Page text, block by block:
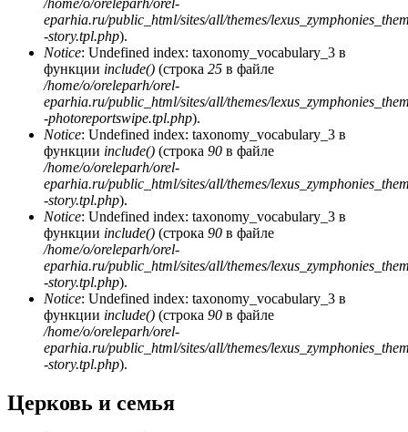
eparhia.ru/public_html/sites/all/themes/
-story.tpl.php).
Notice: Undefined index: taxonomy_vocabulary_3 в
функции include() (строка 25 в файле
/home/o/oreleparh/orel-
eparhia.ru/public_html/sites/all/themes/
-photoreportswipe.tpl.php).
Notice: Undefined index: taxonomy_vocabulary_3 в
функции include() (строка 90 в файле
/home/o/oreleparh/orel-
eparhia.ru/public_html/sites/all/themes/
-story.tpl.php).
Notice: Undefined index: taxonomy_vocabulary_3 в
функции include() (строка 90 в файле
/home/o/oreleparh/orel-
eparhia.ru/public_html/sites/all/themes/
-story.tpl.php).
Notice: Undefined index: taxonomy_vocabulary_3 в
функции include() (строка 90 в файле
/home/o/oreleparh/orel-
eparhia.ru/public_html/sites/all/themes/
-story.tpl.php).
Церковь и семья